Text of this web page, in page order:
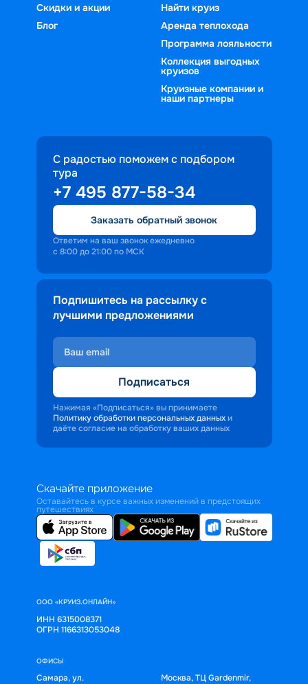
Скидки и акции
Блог
Найти круиз
Аренда теплохода
Программа лояльности
Коллекция выгодных
круизов
Круизные компании и
наши партнеры
С радостью поможем с подбором
тура
+7 495 877-58-34
Заказать обратный звонок
Ответим на ваш звонок ежедневно
с 8:00 до 21:00 по МСК
Подпишитесь на рассылку с
лучшими предложениями
Подписаться
Нажимая «Подписаться» вы принимаете
Политику обработки персональных данных и
даёте согласие на обработку ваших данных
Скачайте приложение
Оставайтесь в курсе важных изменений в предстоящих
путешествиях
ООО «КРУИЗ.ОНЛАЙН»
ИНН 6315008371
ОГРН 1166313053048
ОФИСЫ
Самара, ул.
Москва, ТЦ Gardenmir,